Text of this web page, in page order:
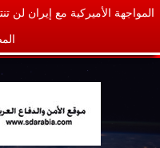
المواجهة الأميركية مع إيران لن